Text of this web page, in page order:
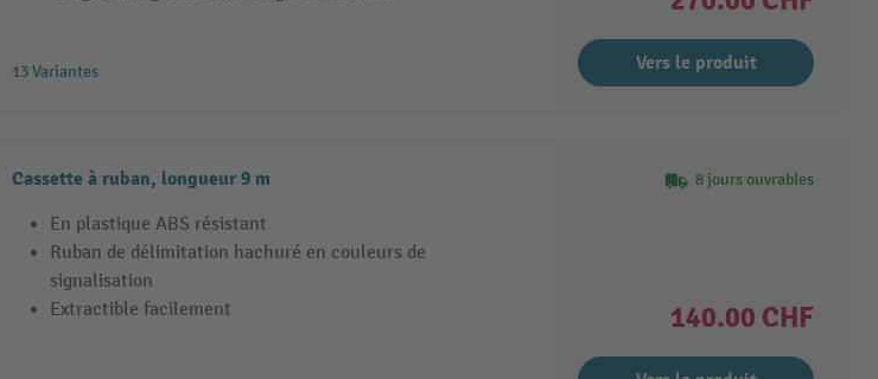
13 Variantes Vers le produit
Cassette à ruban, longueur 9 m
En plastique ABS résistant
Ruban de délimitation hachuré en couleurs de
signalisation
Extractible facilement
8 jours ouvrables
140.00 CHF